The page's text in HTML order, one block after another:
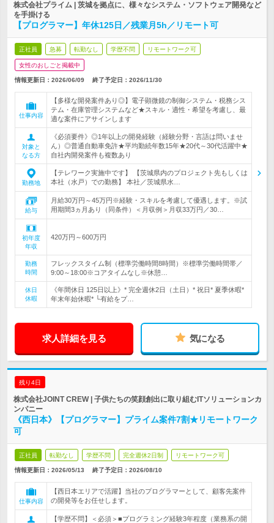
株式会社プライム | 茨城を拠点に、様々なシステム・ソフトウェア開発など
を手掛ける
【プログラマー】年休125日／残業月5h／リモート可
正社員 急募 転勤なし 学歴不問 リモートワーク可
女性のおしごと掲載中
情報更新日：2026/06/09 終了予定日： 2026/11/30
仕事内容
【多様な開発案件あり◎】電子顕微鏡の制御システム・税務シス
テム・在庫管理システムなど★スキル・適性・希望を考慮し、最
適な案件にアサインします
対象と
なる方
《必須要件》◎1年以上の開発経験（経験分野・言語は問いませ
ん）◎普通自動車免許★平均勤続年数15年★20代～30代活躍中★
自社内開発案件も複数あり
勤務地
【テレワーク実施中です】 【茨城県内のプロジェクト先もしくは
本社（水戸）での勤務】 本社／茨城県水…
給与
月給30万円～45万円※経験・スキルを考慮して優遇します。※試
用期間3ヵ月あり（同条件）＜月収例＞月収33万円／30…
初年度
年収
420万円～600万円
勤務
時間
フレックスタイム制（標準労働時間8時間）※標準労働時間帯／
9:00～18:00※コアタイムなし※休憩…
休日
休暇
《年間休日 125日以上》* 完全週休2日（土日）* 祝日* 夏季休暇*
年末年始休暇* └有給をプ…
求人詳細を見る 気になる
残り4日
株式会社JOINT CREW | 子供たちの笑顔創出に取り組むITソリューションカ
ンパニー
《西日本》【プログラマー】プライム案件7割★リモートワーク
可
正社員 転勤なし 学歴不問 完全週休2日制 リモートワーク可
情報更新日：2026/05/13 終了予定日： 2026/08/10
仕事内容
【西日本エリアで活躍】当社のプログラマーとして、顧客先案件
の開発等をお任せします。
【学歴不問】＜必須＞■プログラミング経験3年程度（業務系の開